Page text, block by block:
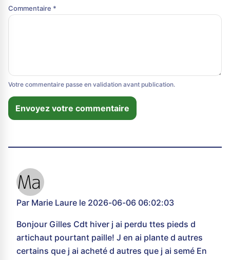
Commentaire *
Votre commentaire passe en validation avant publication.
Envoyez votre commentaire
Par Marie Laure le 2026-06-06 06:02:03
Bonjour Gilles Cdt hiver j ai perdu ttes pieds d
artichaut pourtant paille! J en ai plante d autres
certains que j ai acheté d autres que j ai semé En